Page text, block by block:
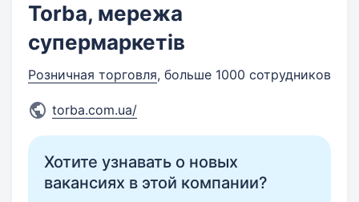
Torba, мережа
супермаркетів
Розничная торговля, больше 1000 сотрудников
torba.com.ua/
Хотите узнавать о новых
вакансиях в этой компании?